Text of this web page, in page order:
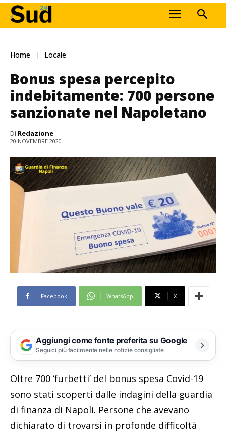
Home Locale
Bonus spesa percepito
indebitamente: 700 persone
sanzionate nel Napoletano
Di Redazione
20 NOVEMBRE 2020
Facebook WhatsApp X
Aggiungi come fonte preferita su Google
Seguici più facilmente nelle notizie consigliate
Oltre 700 ‘furbetti’ del bonus spesa Covid-19
sono stati scoperti dalle indagini della guardia
di finanza di Napoli. Persone che avevano
dichiarato di trovarsi in profonde difficoltà